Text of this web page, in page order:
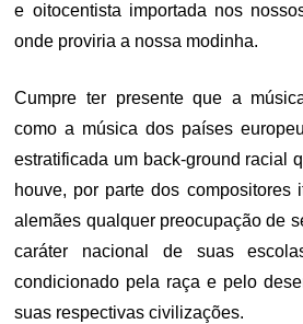
e oitocentista importada nos
onde proviria a nossa modinha.
Cumpre ter presente que a
como a música dos países
estratificada um back-ground racial
houve, por parte dos compositores
alemães qualquer preocupação de
caráter nacional de suas
condicionado pela raça e pelo
suas respectivas civilizações.